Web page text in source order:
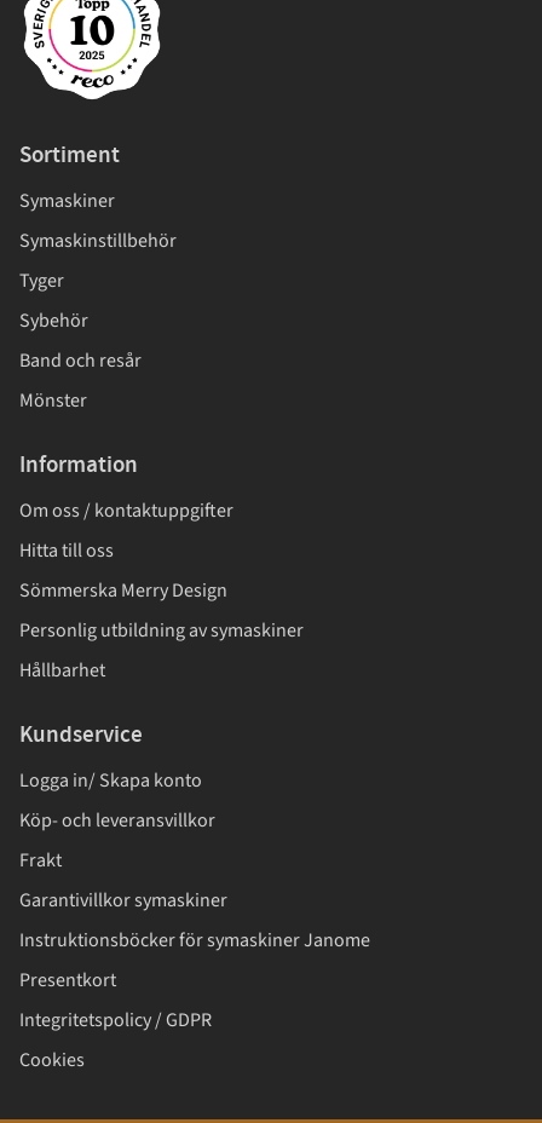
Sortiment
Symaskiner
Symaskinstillbehör
Tyger
Sybehör
Band och resår
Mönster
Information
Om oss / kontaktuppgifter
Hitta till oss
Sömmerska Merry Design
Personlig utbildning av symaskiner
Hållbarhet
Kundservice
Logga in/ Skapa konto
Köp- och leveransvillkor
Frakt
Garantivillkor symaskiner
Instruktionsböcker för symaskiner Janome
Presentkort
Integritetspolicy / GDPR
Cookies